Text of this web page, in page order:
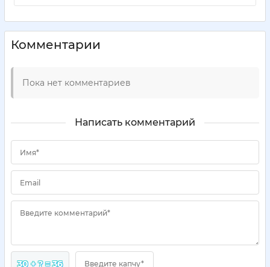
Комментарии
Пока нет комментариев
Написать комментарий
Имя*
Email
Введите комментарий*
30 + ? = 36 Введите капчу*